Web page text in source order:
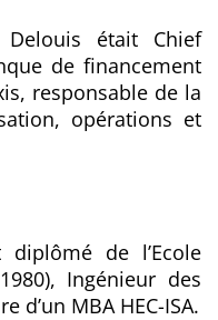
était Chief
de financement
responsable de la
opérations et
de l’Ecole
Ingénieur des
d’un MBA HEC-ISA.